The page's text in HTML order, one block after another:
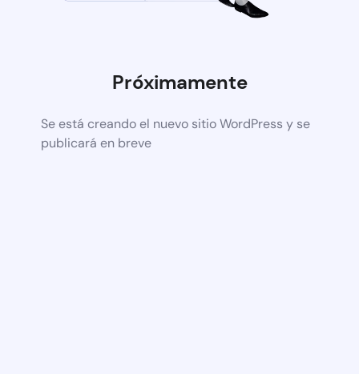
Próximamente
Se está creando el nuevo sitio WordPress y se
publicará en breve